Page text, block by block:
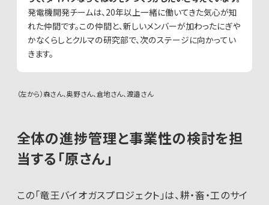
発電機開発チームは、20年以上一緒に働いてきた気心が知
れた仲間です。この仲間と、新しいメンバーが加わったにぎや
かなくらしとクルマの研究部で、次のステージに向かってい
きます。
（左から）森さん、奥野さん、倉地さん、渡邉さん
全体の進捗管理と事業性の検討を担
当する「原さん」
この「竜王バイオガスプロジェクト」は、耕・畜・工のサイ